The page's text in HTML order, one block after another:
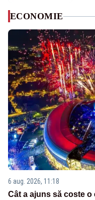
ECONOMIE
6 aug. 2026, 11:18
Cât a ajuns să coste o